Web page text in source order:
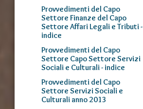
Provvedimenti del Capo
Settore Finanze del Capo
Settore Affari Legali e Tributi -
indice
Provvedimenti del Capo
Settore Capo Settore Servizi
Sociali e Culturali - indice
Provvedimenti del Capo
Settore Servizi Sociali e
Culturali anno 2013